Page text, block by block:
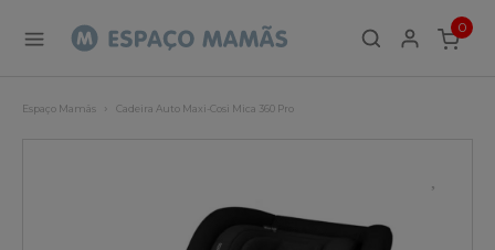
0
ITEMS
Espaço Mamãs Cadeira Auto Maxi-Cosi Mica 360 Pro